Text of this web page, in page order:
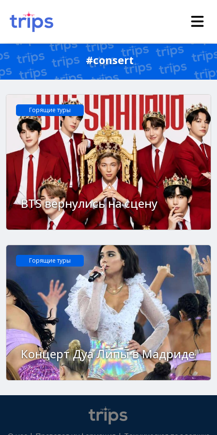
#consert
Горящие туры
BTS вернулись на сцену
Горящие туры
Концерт Дуа Липы в Мадриде